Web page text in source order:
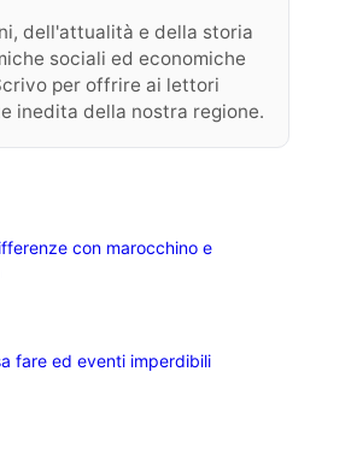
dell'attualità e della storia
sociali ed economiche
per offrire ai lettori
inedita della nostra regione.
con marocchino e
fare ed eventi imperdibili